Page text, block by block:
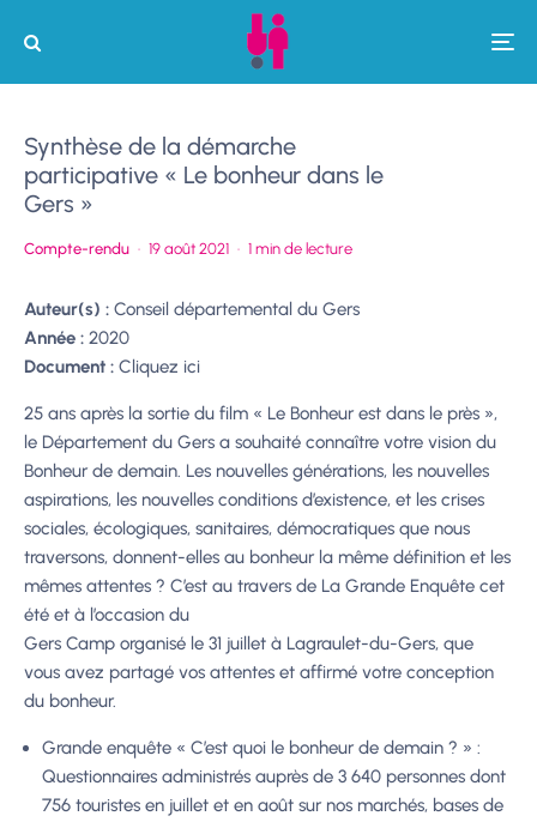
Synthèse de la démarche
participative « Le bonheur dans le
Gers »
Compte-rendu · 19 août 2021 · 1 min de lecture
Auteur(s) : Conseil départemental du Gers
Année : 2020
Document : Cliquez ici
25 ans après la sortie du film « Le Bonheur est dans le près »,
le Département du Gers a souhaité connaître votre vision du
Bonheur de demain. Les nouvelles générations, les nouvelles
aspirations, les nouvelles conditions d’existence, et les crises
sociales, écologiques, sanitaires, démocratiques que nous
traversons, donnent-elles au bonheur la même définition et les
mêmes attentes ? C’est au travers de La Grande Enquête cet
été et à l’occasion du
Gers Camp organisé le 31 juillet à Lagraulet-du-Gers, que
vous avez partagé vos attentes et affirmé votre conception
du bonheur.
Grande enquête « C’est quoi le bonheur de demain ? » :
Questionnaires administrés auprès de 3 640 personnes dont
756 touristes en juillet et en août sur nos marchés, bases de